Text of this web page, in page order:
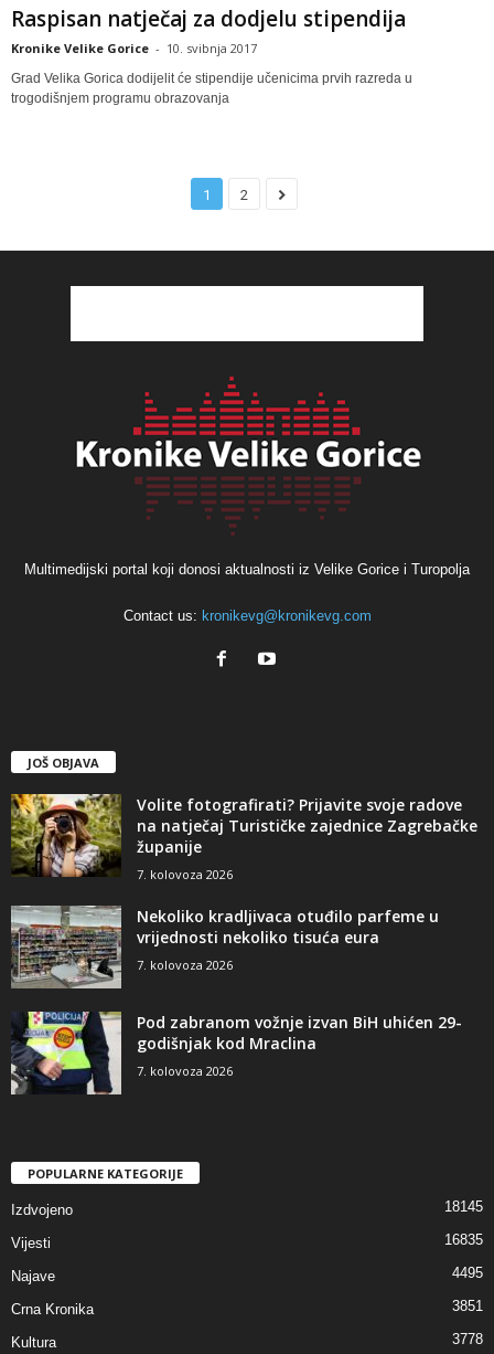
Raspisan natječaj za dodjelu stipendija
Kronike Velike Gorice - 10. svibnja 2017
Grad Velika Gorica dodijelit će stipendije učenicima prvih razreda u
trogodišnjem programu obrazovanja
1 2
Multimedijski portal koji donosi aktualnosti iz Velike Gorice i Turopolja
Contact us: kronikevg@kronikevg.com
JOŠ OBJAVA
Volite fotografirati? Prijavite svoje radove
na natječaj Turističke zajednice Zagrebačke
županije
7. kolovoza 2026
Nekoliko kradljivaca otuđilo parfeme u
vrijednosti nekoliko tisuća eura
7. kolovoza 2026
Pod zabranom vožnje izvan BiH uhićen 29-
godišnjak kod Mraclina
7. kolovoza 2026
POPULARNE KATEGORIJE
Izdvojeno 18145
Vijesti 16835
Najave 4495
Crna Kronika 3851
Kultura 3778